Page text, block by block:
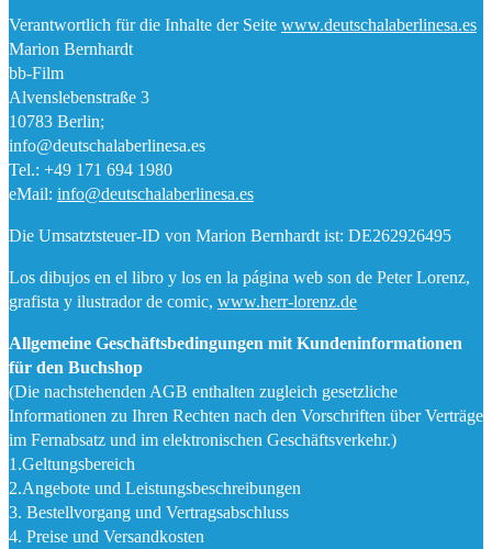
Verantwortlich für die Inhalte der Seite www.deutschalaberlinesa.es
Marion Bernhardt
bb-Film
Alvenslebenstraße 3
10783 Berlin;
info@deutschalaberlinesa.es
Tel.: +49 171 694 1980
eMail: info@deutschalaberlinesa.es
Die Umsatztsteuer-ID von Marion Bernhardt ist: DE262926495
Los dibujos en el libro y los en la página web son de Peter Lorenz,
grafista y ilustrador de comic, www.herr-lorenz.de
Allgemeine Geschäftsbedingungen mit Kundeninformationen
für den Buchshop
(Die nachstehenden AGB enthalten zugleich gesetzliche
Informationen zu Ihren Rechten nach den Vorschriften über Verträge
im Fernabsatz und im elektronischen Geschäftsverkehr.)
1.Geltungsbereich
2.Angebote und Leistungsbeschreibungen
3. Bestellvorgang und Vertragsabschluss
4. Preise und Versandkosten